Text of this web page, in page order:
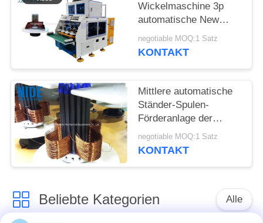
Wickelmaschine 3p
automatische New
Energy Bewegungs
negotiable MOQ:1 Satz
KONTAKT
Mittlere automatische
Ständer-Spulen-
Förderanlage der
Pole
negotiable MOQ:1 Satz
KONTAKT
Beliebte Kategorien Alle